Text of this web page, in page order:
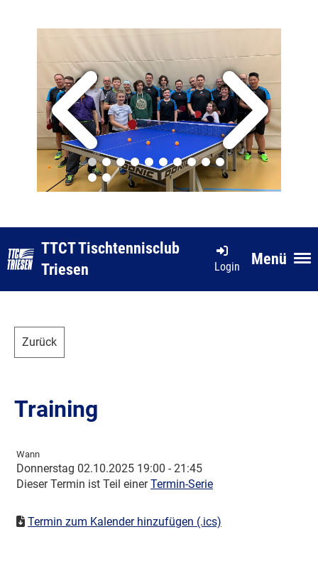
Menü
Login
TTCT Tischtennisclub
Triesen
Zurück
Training
Wann
Donnerstag 02.10.2025 19:00 - 21:45
Dieser Termin ist Teil einerTermin-Serie
Termin zum Kalender hinzufügen (.ics)